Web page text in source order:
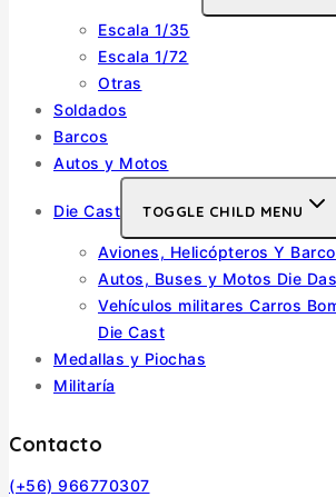
Escala 1/35
Escala 1/72
Otras
Soldados
Barcos
Autos y Motos
Die Cast TOGGLE CHILD MENU
Aviones, Helicópteros Y
Autos, Buses y Motos Die
Vehículos militares Carros
Die Cast
Medallas y Piochas
Militaría
Contacto
(+56) 966770307